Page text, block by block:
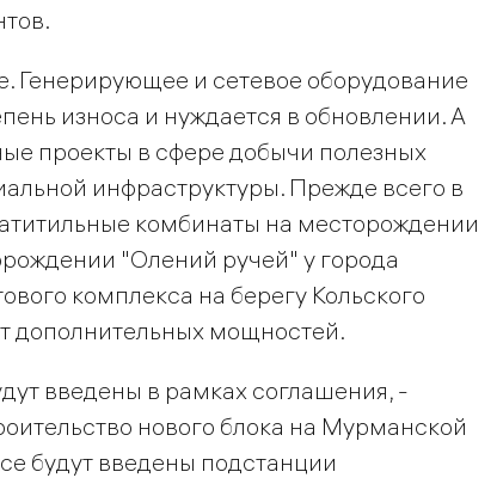
Генерирующее и сетевое оборудование
износа и нуждается в обновлении. А
проекты в сфере добычи полезных
инфраструктуры. Прежде всего в
комбинаты на месторождении
"Олений ручей" у города
комплекса на берегу Кольского
дополнительных мощностей.
введены в рамках соглашения, -
нового блока на Мурманской
будут введены подстанции